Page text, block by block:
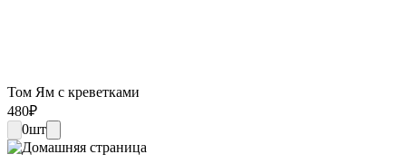
Том Ям с креветками
480₽
0шт